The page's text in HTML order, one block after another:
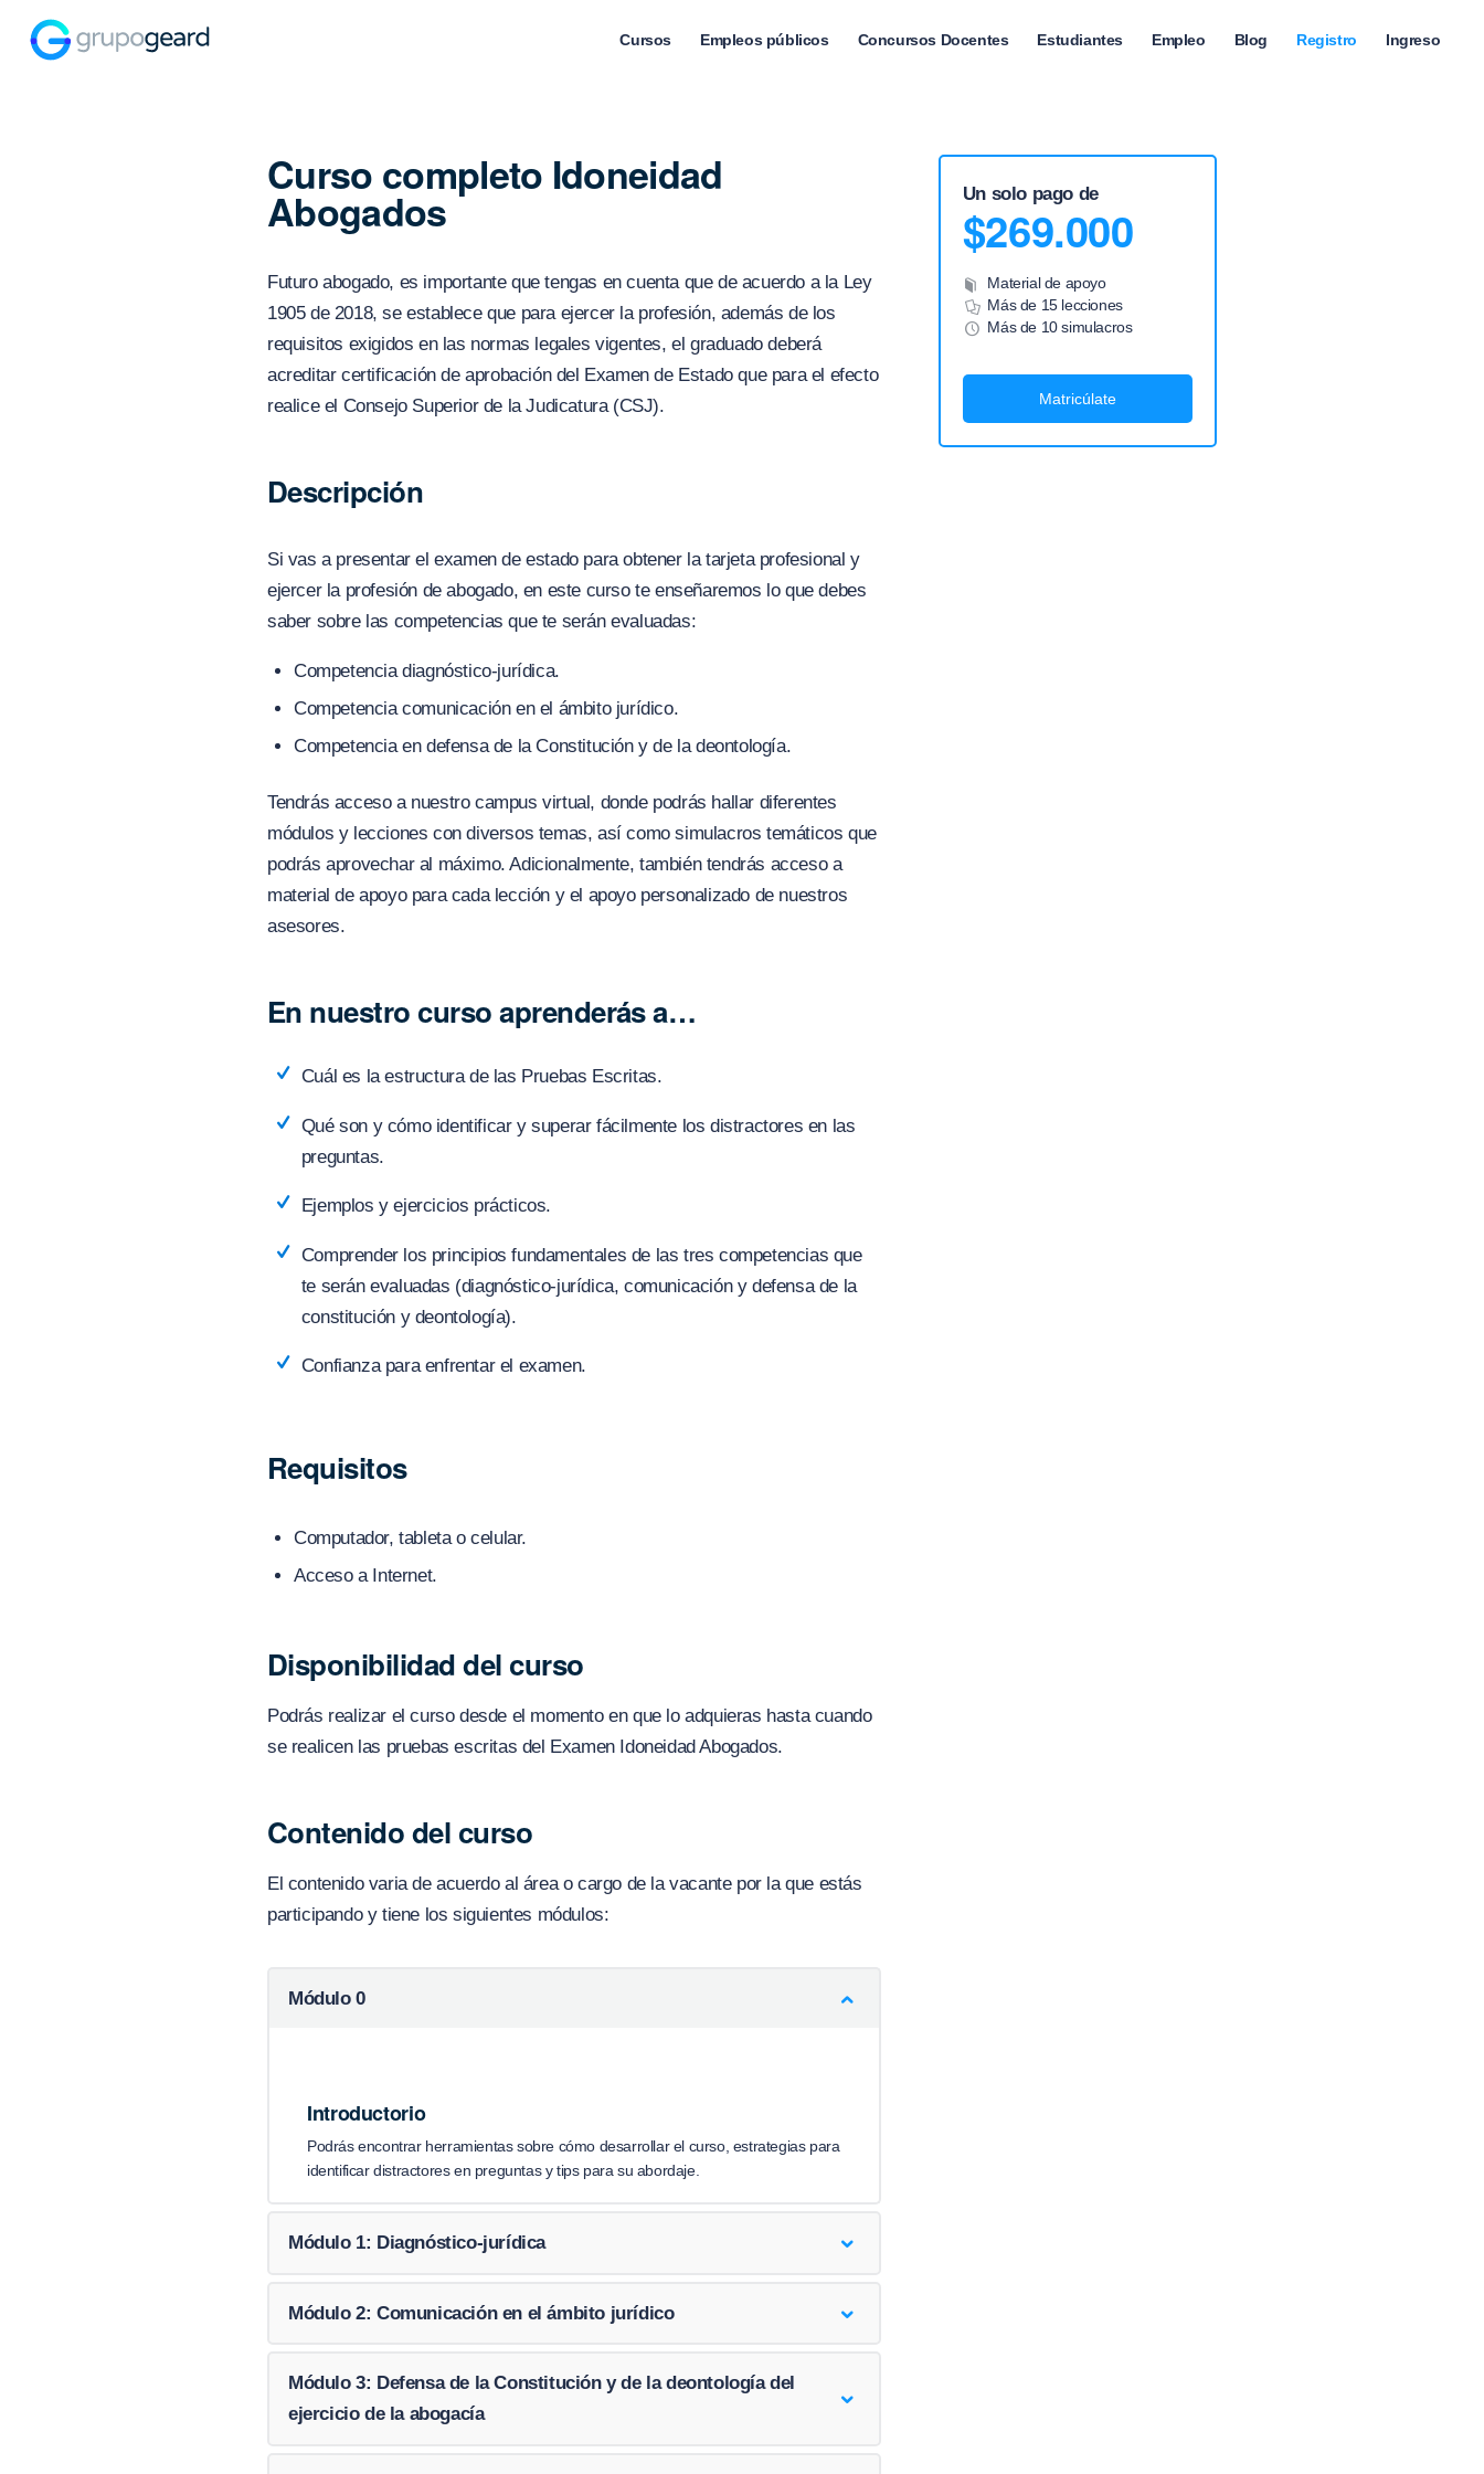
Cursos Empleos públicos Concursos Docentes Estudiantes Empleo Blog Registro Ingreso
Curso completo Idoneidad
Abogados
Futuro abogado, es importante que tengas en cuenta que de acuerdo a la Ley
1905 de 2018, se establece que para ejercer la profesión, además de los
requisitos exigidos en las normas legales vigentes, el graduado deberá
acreditar certificación de aprobación del Examen de Estado que para el efecto
realice el Consejo Superior de la Judicatura (CSJ).
Descripción
Si vas a presentar el examen de estado para obtener la tarjeta profesional y
ejercer la profesión de abogado, en este curso te enseñaremos lo que debes
saber sobre las competencias que te serán evaluadas:
Competencia diagnóstico-jurídica.
Competencia comunicación en el ámbito jurídico.
Competencia en defensa de la Constitución y de la deontología.
Tendrás acceso a nuestro campus virtual, donde podrás hallar diferentes
módulos y lecciones con diversos temas, así como simulacros temáticos que
podrás aprovechar al máximo. Adicionalmente, también tendrás acceso a
material de apoyo para cada lección y el apoyo personalizado de nuestros
asesores.
En nuestro curso aprenderás a…
Cuál es la estructura de las Pruebas Escritas.
Qué son y cómo identificar y superar fácilmente los distractores en las
preguntas.
Ejemplos y ejercicios prácticos.
Comprender los principios fundamentales de las tres competencias que
te serán evaluadas (diagnóstico-jurídica, comunicación y defensa de la
constitución y deontología).
Confianza para enfrentar el examen.
Requisitos
Computador, tableta o celular.
Acceso a Internet.
Disponibilidad del curso
Podrás realizar el curso desde el momento en que lo adquieras hasta cuando
se realicen las pruebas escritas del Examen Idoneidad Abogados.
Contenido del curso
El contenido varia de acuerdo al área o cargo de la vacante por la que estás
participando y tiene los siguientes módulos:
Módulo 0
Introductorio
Podrás encontrar herramientas sobre cómo desarrollar el curso, estrategias para
identificar distractores en preguntas y tips para su abordaje.
Módulo 1: Diagnóstico-jurídica
Módulo 2: Comunicación en el ámbito jurídico
Módulo 3: Defensa de la Constitución y de la deontología del
ejercicio de la abogacía
Un solo pago de
$269.000
Material de apoyo
Más de 15 lecciones
Más de 10 simulacros
Matricúlate